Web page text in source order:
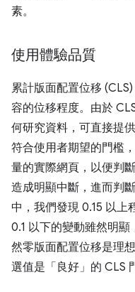
素。
使用體驗品質
累計版面配置位移
容的位移程度。由於
何研究資料，可直接提
符合使用者期望的門檻
量的實際網頁，以便判
造成明顯中斷，進而判
中，我們發現 0.15 以上
0.1 以下的變動雖然明
然零版面配置位移是理
選值是「良好」的 CLS